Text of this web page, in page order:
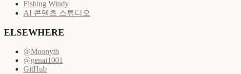
Fishing Windy
AI 콘텐츠 스튜디오
ELSEWHERE
@Moonyth
@genai1001
GitHub